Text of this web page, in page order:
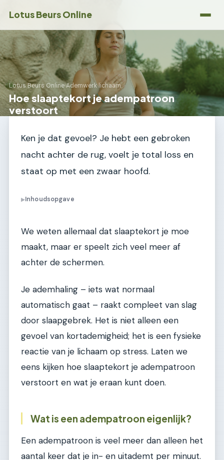
Lotus Beurs Online
Lotus Beurs Online›Ademwerk lichaam
Hoe slaaptekort je adempatroon
verstoort
Ken je dat gevoel? Je hebt een gebroken
nacht achter de rug, voelt je total loss en
staat op met een zwaar hoofd.
▶Inhoudsopgave
We weten allemaal dat slaaptekort je moe
maakt, maar er speelt zich veel meer af
achter de schermen.
Je ademhaling – iets wat normaal
automatisch gaat – raakt compleet van slag
door slaapgebrek. Het is niet alleen een
gevoel van kortademigheid; het is een fysieke
reactie van je lichaam op stress. Laten we
eens kijken hoe slaaptekort je adempatroon
verstoort en wat je eraan kunt doen.
Wat is een adempatroon eigenlijk?
Een adempatroon is veel meer dan alleen het
aantal keer dat je in- en uitademt per minuut.